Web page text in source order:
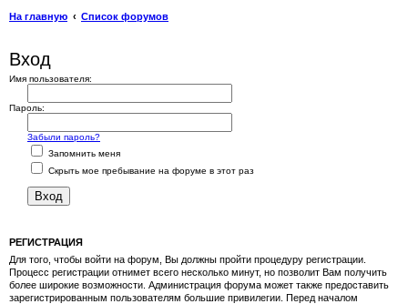
На главную
Список форумов
Вход
Имя пользователя:
Пароль:
Забыли пароль?
Запомнить меня
Скрыть мое пребывание на форуме в этот раз
РЕГИСТРАЦИЯ
Для того, чтобы войти на форум, Вы должны пройти процедуру регистрации.
Процесс регистрации отнимет всего несколько минут, но позволит Вам получить
более широкие возможности. Администрация форума может также предоставить
зарегистрированным пользователям большие привилегии. Перед началом